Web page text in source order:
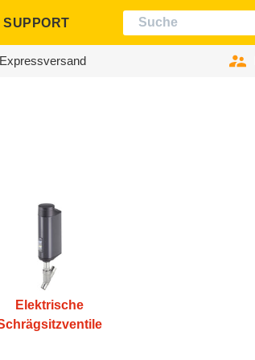
SUPPORT
Elektrische